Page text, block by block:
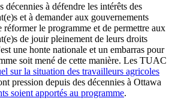
à défendre les intérêts des
et à demander aux gouvernements
le programme et de permettre aux
de jouir pleinement de leurs droits
une honte nationale et un embarras pour
soit mené de cette manière. Les TUAC
sur la situation des travailleurs agricoles
pression depuis des décennies à Ottawa
soient apportés au programme.